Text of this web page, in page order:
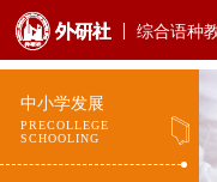
综合语种
中小学发展
PRECOLLEGE
SCHOOLING